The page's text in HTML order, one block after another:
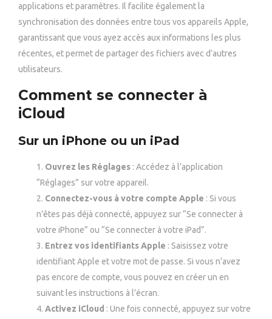
applications et paramètres. Il facilite également la
synchronisation des données entre tous vos appareils Apple,
garantissant que vous ayez accès aux informations les plus
récentes, et permet de partager des fichiers avec d’autres
utilisateurs.
Comment se connecter à
iCloud
Sur un iPhone ou un iPad
Ouvrez les Réglages : Accédez à l’application
“Réglages” sur votre appareil.
Connectez-vous à votre compte Apple : Si vous
n’êtes pas déjà connecté, appuyez sur “Se connecter à
votre iPhone” ou “Se connecter à votre iPad”.
Entrez vos identifiants Apple : Saisissez votre
identifiant Apple et votre mot de passe. Si vous n’avez
pas encore de compte, vous pouvez en créer un en
suivant les instructions à l’écran.
Activez iCloud : Une fois connecté, appuyez sur votre